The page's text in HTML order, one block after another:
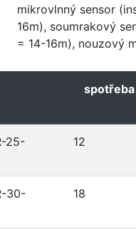
mikrovlnný sensor
16m), soumrakový
= 14-16m), nouzový
25-
12
30-
18